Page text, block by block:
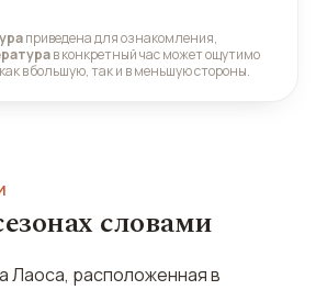
приведена для ознакомления,
в конкретный час может ощутимо
в большую, так и в меньшую стороны.
словами
Лаоса, расположенная в